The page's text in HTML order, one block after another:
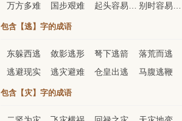
万方多难
国步艰难
包含【逃】字的成语
东躲西逃 敛影逃形 弩下逃箭
落荒而逃
逃避现实
逃灾避难 仓皇出逃 马腹逃鞭
包含【灾】字的成语